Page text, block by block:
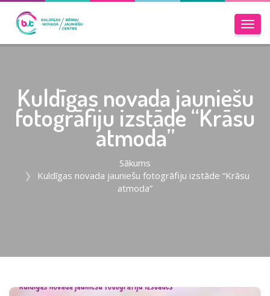
Kuldīgas novada jauniešu
fotogrāfiju izstāde “Krāsu
atmoda”
Sākums
Kuldīgas novada jauniešu fotogrāfiju izstāde “Krāsu
atmoda”